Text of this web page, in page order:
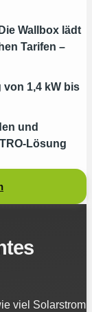
Wallbox lädt
Tarifen –
1,4 kW bis
und
viel Solarstrom